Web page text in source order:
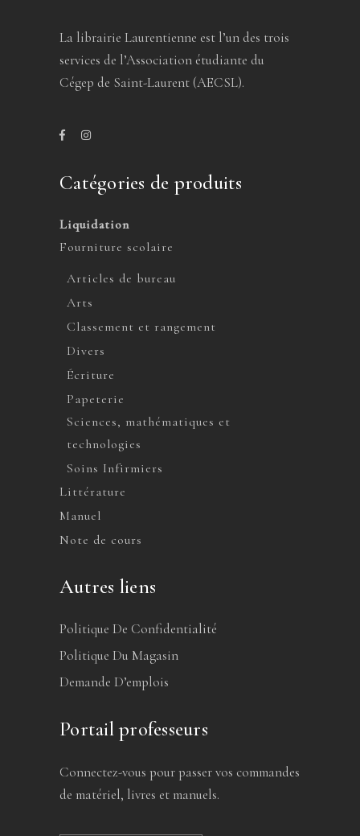
La librairie Laurentienne est l’un des trois
services de l’Association étudiante du
Cégep de Saint-Laurent (AECSL).
Catégories de produits
Liquidation
Fourniture scolaire
Articles de bureau
Arts
Classement et rangement
Divers
Écriture
Papeterie
Sciences, mathématiques et
technologies
Soins Infirmiers
Littérature
Manuel
Note de cours
Autres liens
Politique De Confidentialité
Politique Du Magasin
Demande D’emplois
Portail professeurs
Connectez-vous pour passer vos commandes
de matériel, livres et manuels.